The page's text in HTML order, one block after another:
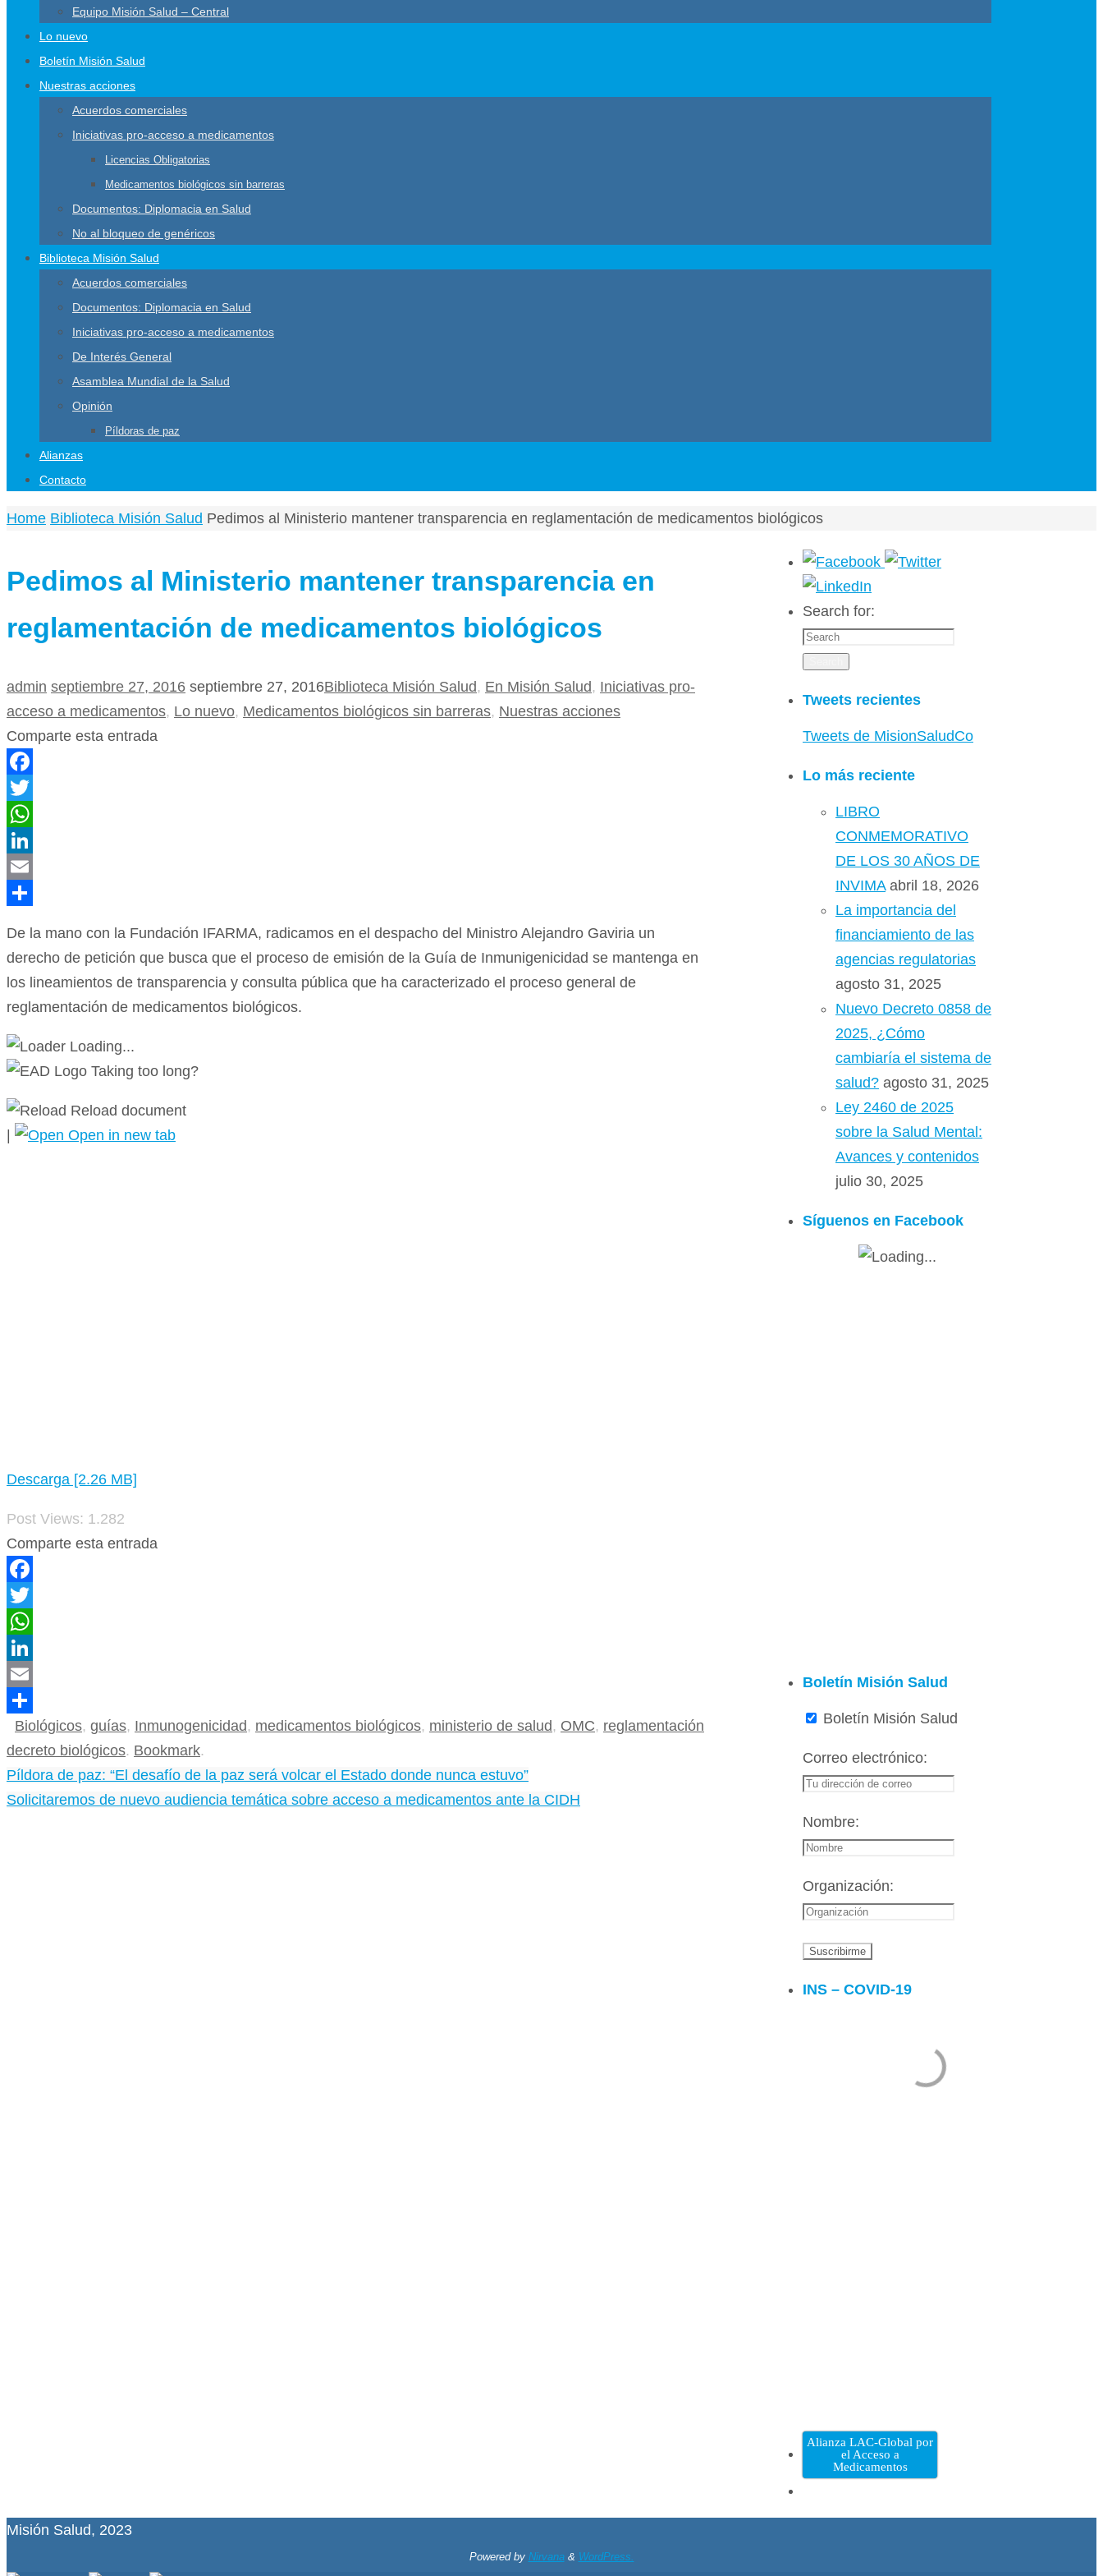
Equipo Misión Salud – Central
Lo nuevo
Boletín Misión Salud
Nuestras acciones
Acuerdos comerciales
Iniciativas pro-acceso a medicamentos
Licencias Obligatorias
Medicamentos biológicos sin barreras
Documentos: Diplomacia en Salud
No al bloqueo de genéricos
Biblioteca Misión Salud
Acuerdos comerciales
Documentos: Diplomacia en Salud
Iniciativas pro-acceso a medicamentos
De Interés General
Asamblea Mundial de la Salud
Opinión
Píldoras de paz
Alianzas
Contacto
Home Biblioteca Misión Salud Pedimos al Ministerio mantener transparencia en reglamentación de medicamentos biológicos
Pedimos al Ministerio mantener transparencia en
reglamentación de medicamentos biológicos
admin septiembre 27, 2016 septiembre 27, 2016Biblioteca Misión Salud , En Misión Salud , Iniciativas pro-
acceso a medicamentos, Lo nuevo, Medicamentos biológicos sin barreras, Nuestras acciones
Comparte esta entrada
Facebook
Twitter
WhatsApp
LinkedIn
Email
De la mano con la Fundación IFARMA, radicamos en el despacho del Ministro Alejandro Gaviria un
derecho de petición que busca que el proceso de emisión de la Guía de Inmunigenicidad se mantenga en
los lineamientos de transparencia y consulta pública que ha caracterizado el proceso general de
reglamentación de medicamentos biológicos.
Loading...
Taking too long?
Reload document
Open in new tab
Descarga [2.26 MB]
Post Views: 1.282
Comparte esta entrada
Facebook
Twitter
WhatsApp
LinkedIn
Email
Compartir
Biológicos, guías, Inmunogenicidad , medicamentos biológicos, ministerio de salud , OMC, reglamentación
decreto biológicos. Bookmark.
Píldora de paz: “El desafío de la paz será volcar el Estado donde nunca estuvo”
Solicitaremos de nuevo audiencia temática sobre acceso a medicamentos ante la CIDH
Search for:
Tweets recientes
Tweets de MisionSaludCo
Lo más reciente
LIBRO
CONMEMORATIVO
DE LOS 30 AÑOS DE
INVIMA abril 18, 2026
La importancia del
financiamiento de las
agencias regulatorias
agosto 31, 2025
Nuevo Decreto 0858 de
2025, ¿Cómo
cambiaría el sistema de
salud? agosto 31, 2025
Ley 2460 de 2025
sobre la Salud Mental:
Avances y contenidos
julio 30, 2025
Síguenos en Facebook
Boletín Misión Salud
Boletín Misión Salud
Correo electrónico:
Nombre:
Organización:
INS – COVID-19
Alianza LAC-Global por
el Acceso a
Medicamentos
Misión Salud, 2023
Powered by Nirvana& WordPress.